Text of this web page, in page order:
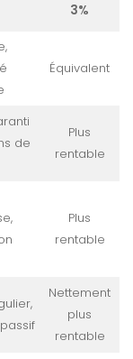
3%
Équivalent
de
Plus
rentable
Plus
rentable
Nettement
plus
rentable